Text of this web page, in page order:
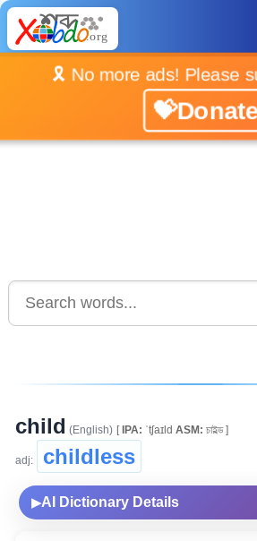
🎗️ No more ads! Please
child (English) [IPA: ˈtʃaɪld ASM: চাইল্ড ]
adj: childless
▶AI Dictionary Details